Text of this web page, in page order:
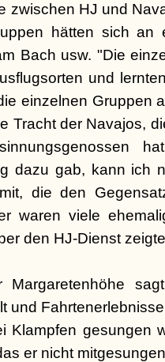
zwischen HJ und
hätten sich an
Bach usw. "Die
und
einzelnen Gruppen
Tracht der Navajos,
dazu gab, kann ich
die den
waren viele
den HJ-Dienst
Margaretenhöhe
und
Klampfen gesungen
er nicht